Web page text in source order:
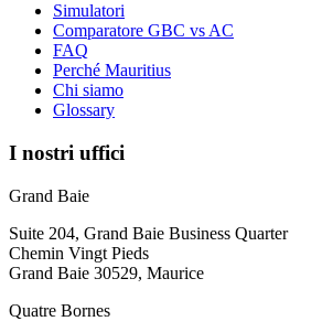
Simulatori
Comparatore GBC vs AC
FAQ
Perché Mauritius
Chi siamo
Glossary
I nostri uffici
Grand Baie
Suite 204, Grand Baie Business Quarter
Chemin Vingt Pieds
Grand Baie 30529, Maurice
Quatre Bornes